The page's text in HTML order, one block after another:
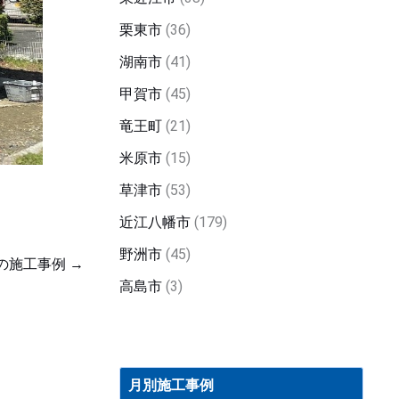
施工事例 →
栗東市 (36)
湖南市 (41)
甲賀市 (45)
竜王町 (21)
米原市 (15)
草津市 (53)
近江八幡市 (179)
野洲市 (45)
高島市 (3)
月別施工事例
別